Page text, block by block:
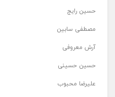
حسین رایج
مصطفی سابین
آرش معروفی
حسین حسینی
علیرضا محبوب